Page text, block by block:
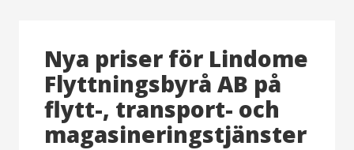
Nya priser för Lindome
Flyttningsbyrå AB på
flytt-, transport- och
magasineringstjänster